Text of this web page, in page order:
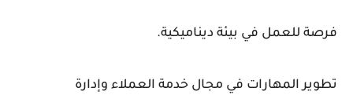
فرصة للعمل في بيئة ديناميكية.
تطوير المهارات في مجال خدمة العملاء وإدارة